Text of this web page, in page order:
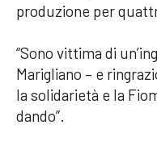
produzione per
“Sono vittima di
Marigliano – e
la solidarietà e la
dando”.